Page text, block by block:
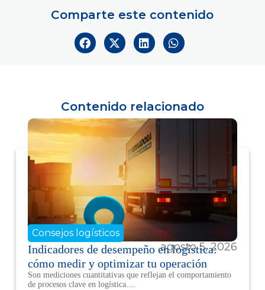
Comparte este contenido
Contenido relacionado
agosto 5, 2026
Consejos logísticos
Indicadores de desempeño en logística:
cómo medir y optimizar tu operación
Son mediciones cuantitativas que reflejan el comportamiento
de procesos clave en logística....